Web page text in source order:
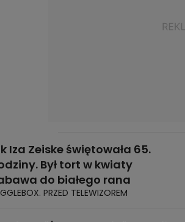
Iza Zeiske świętowała 65.
Był tort w kwiaty
do białego rana
PRZED TELEWIZOREM